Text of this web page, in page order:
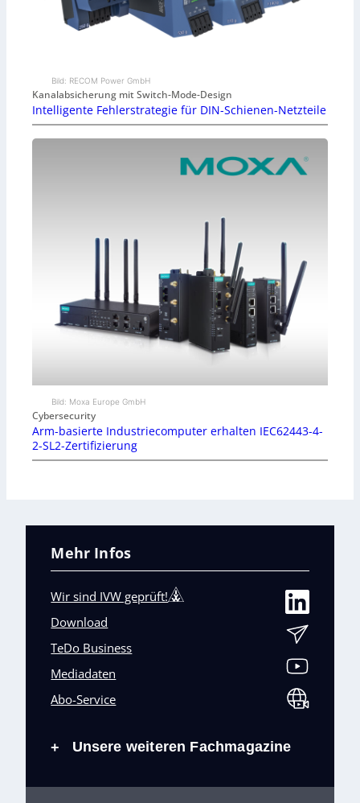
Bild: RECOM Power GmbH
Kanalabsicherung mit Switch-Mode-Design
Intelligente Fehlerstrategie für DIN-Schienen-Netzteile
Bild: Moxa Europe GmbH
Cybersecurity
Arm-basierte Industriecomputer erhalten IEC62443-4-
2-SL2-Zertifizierung
Mehr Infos
Wir sind IVW geprüft!
Download
TeDo Business
Mediadaten
Abo-Service
+ Unsere weiteren Fachmagazine